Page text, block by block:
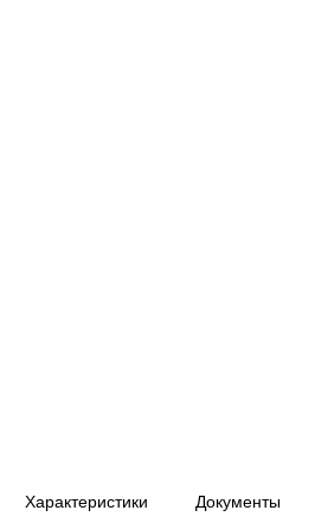
Характеристики Документы